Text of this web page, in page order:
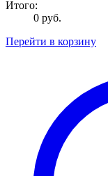
Итого:
0 руб.
Перейти в корзину